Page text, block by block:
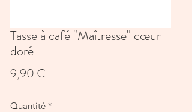
Tasse à café "Maîtresse" cœur
doré
9,90 €
Quantité *